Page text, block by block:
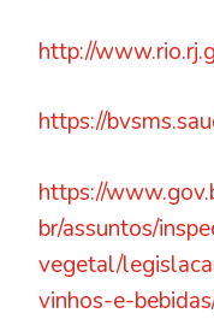
http://
https://
https://
br/assuntos/
vegetal/
vinhos-e-